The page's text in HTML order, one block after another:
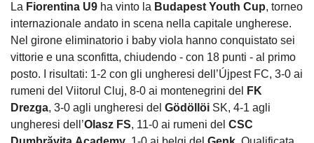
La Fiorentina U9 ha vinto la Budapest Youth Cup, torneo
internazionale andato in scena nella capitale ungherese.
Nel girone eliminatorio i baby viola hanno conquistato sei
vittorie e una sconfitta, chiudendo - con 18 punti - al primo
posto. I risultati: 1-2 con gli ungheresi dell’Újpest FC, 3-0 ai
rumeni del Viitorul Cluj, 8-0 ai montenegrini del
FK
Drezga, 3-0 agli ungheresi del Gödöllöi SK, 4-1 agli
ungheresi dell’Olasz FS, 11-0 ai rumeni del CSC